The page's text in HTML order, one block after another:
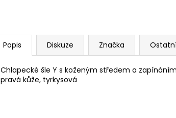
Popis Diskuze Značka
Chlapecké šle Y s koženým středem a
pravá kůže, tyrkysová